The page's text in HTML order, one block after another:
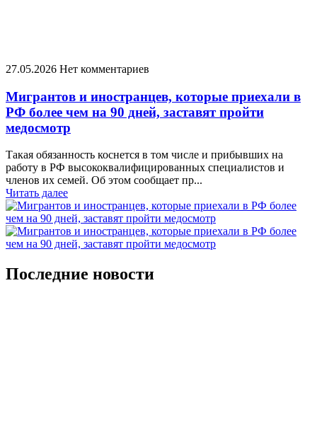
27.05.2026 Нет комментариев
Мигрантов и иностранцев, которые приехали в
РФ более чем на 90 дней, заставят пройти
медосмотр
Такая обязанность коснется в том числе и прибывших на
работу в РФ высококвалифицированных специалистов и
членов их семей. Об этом сообщает пр...
Читать далее
Последние новости